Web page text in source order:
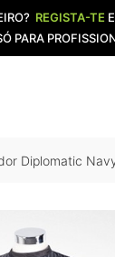
REGISTA-TE
PARA
Diplomatic